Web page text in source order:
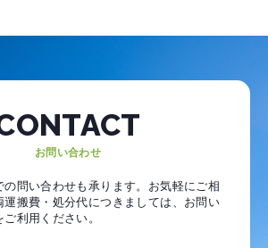
お問い合わせ
の問い合わせも承ります。お気軽にご相
運搬費・処分代につきましては、お問い
利用ください。